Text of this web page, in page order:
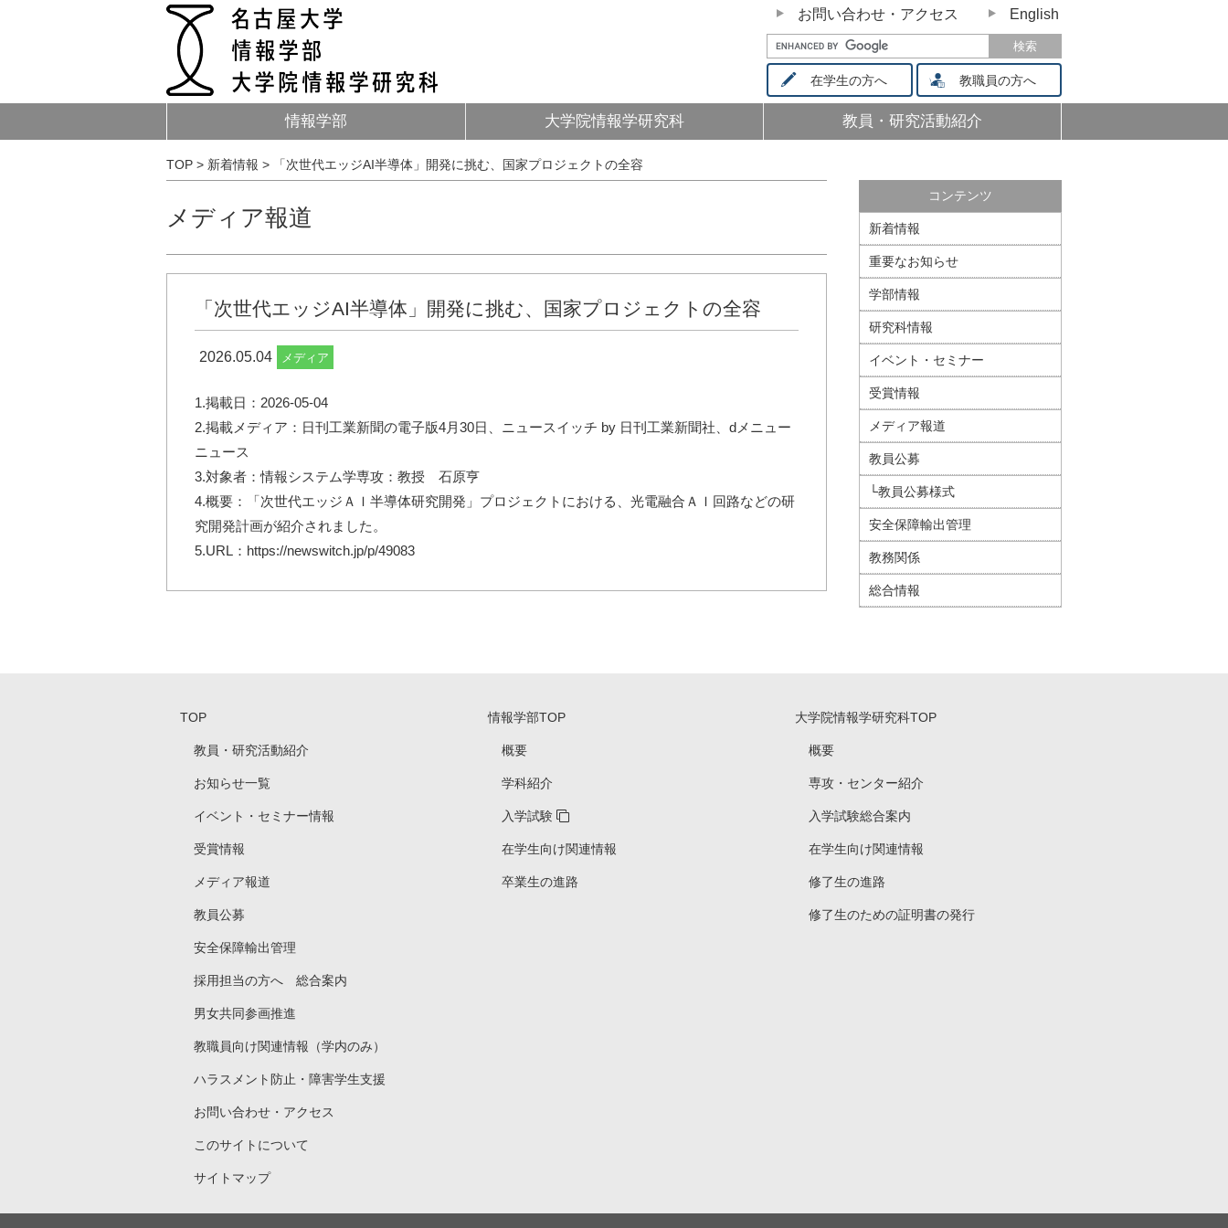
English
お問い合わせ・アクセス
在学生の方へ 教職員の方へ
情報学部 大学院情報学研究科 教員・研究活動紹介
TOP > 新着情報 > 「次世代エッジAI半導体」開発に挑む、国家プロジェクトの全容
メディア報道
「次世代エッジAI半導体」開発に挑む、国家プロジェクトの全容
2026.05.04 メディア
1.掲載日：2026-05-04
2.掲載メディア：日刊工業新聞の電子版4月30日、ニュースイッチ by 日刊工業新聞社、dメニュー
ニュース
3.対象者：情報システム学専攻：教授 石原亨
4.概要：「次世代エッジＡＩ半導体研究開発」プロジェクトにおける、光電融合ＡＩ回路などの研
究開発計画が紹介されました。
5.URL：https://newswitch.jp/p/49083
コンテンツ
新着情報
重要なお知らせ
学部情報
研究科情報
イベント・セミナー
受賞情報
メディア報道
教員公募
└教員公募様式
安全保障輸出管理
教務関係
総合情報
TOP
教員・研究活動紹介
お知らせ一覧
イベント・セミナー情報
受賞情報
メディア報道
教員公募
安全保障輸出管理
採用担当の方へ 総合案内
男女共同参画推進
教職員向け関連情報（学内のみ）
ハラスメント防止・障害学生支援
お問い合わせ・アクセス
このサイトについて
サイトマップ
情報学部TOP
概要
学科紹介
入学試験
在学生向け関連情報
卒業生の進路
大学院情報学研究科TOP
概要
専攻・センター紹介
入学試験総合案内
在学生向け関連情報
修了生の進路
修了生のための証明書の発行